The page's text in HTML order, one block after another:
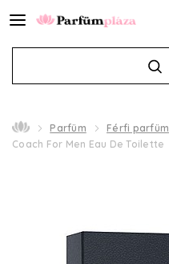
Parfüm Férfi parfüm
Coach For Men Eau De Toilette